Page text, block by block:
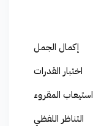
إكمال الجمل
اختبار القدرات
استيعاب المقروء
التناظر اللفظي